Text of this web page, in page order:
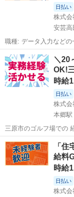
日払い
株式会
安芸高
職種: データ入力などの一般事務スタ
上） 仕事内容: オフィスワークデビューに◎! 未経験でもできる カン
タンなデータ入力や 庶務
休み、残業...
広島 安芸高田市
＼20
OK!
時給
日払い
株式会
本郷駅
三原市のゴルフ場での 経理事
≫ (1) 経理業務 ┗ 請求書のチェックや 給与計算などを行います。 社広島 本郷駅 経
「
給料
時給
日払い
株式会